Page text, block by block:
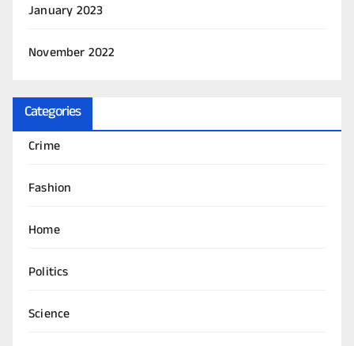
January 2023
November 2022
Categories
Crime
Fashion
Home
Politics
Science